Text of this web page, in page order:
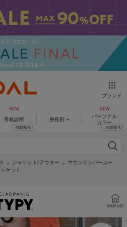
ブランド
骨格診断 身長別
パーソナル
カラー
ジャケット/アウター
マウンテンパーカー
ケット